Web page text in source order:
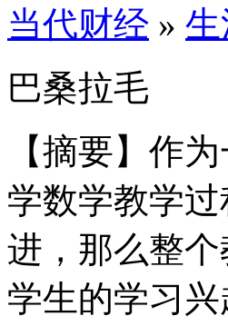
当代财经 »
巴桑拉毛
【摘要】作
学数学教学
进，那么整
学生的学习